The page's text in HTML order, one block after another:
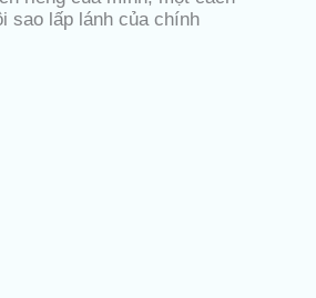
sao lấp lánh của chính